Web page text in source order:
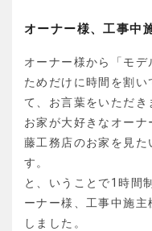
オーナー様、工事中
オーナー様から「モ
ためだけに時間を割
て、お言葉をいただき
お家が大好きなオー
藤工務店のお家を見た
す。
と、いうことで1時間
ーナー様、工事中施
しました。